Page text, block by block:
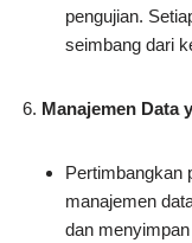
pengujian.
seimbang dari
Manajemen Data
Pertimbangkan
manajemen
dan